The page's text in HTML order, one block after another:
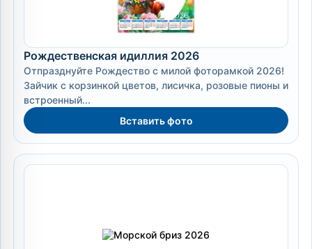
Рождественская идиллия 2026
Отпразднуйте Рождество с милой фоторамкой 2026!
Зайчик с корзинкой цветов, лисичка, розовые пионы и
встроенный...
Вставить фото